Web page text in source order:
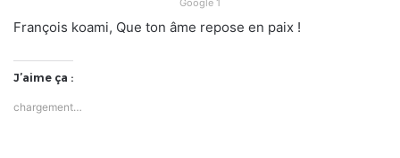
François koami, Que ton âme repose en paix !
J’aime ça :
chargement…